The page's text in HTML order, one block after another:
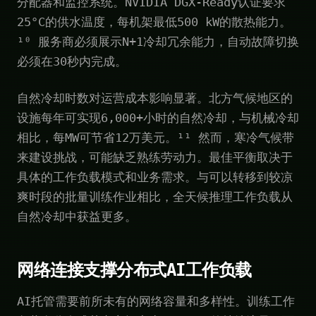
25°C的供水温度，每机架最低500 kW的散热能力。
¹⁰ 服务商必须展示N+1冷却冗余能力，自动故障切换
必须在30秒内完成。
自然冷却时数对运营成本影响显著。北方气候地区的
设施每年可实现6,000+小时的自然冷却，与机械冷却
相比，每MW可节省12万美元。¹¹ 然而，寒冷气候带
来建设挑战，可能缺乏熟练劳动力。最佳平衡取决于
具体的工作负载模式和业务需求。与可以转移到较凉
爽时段的批量训练作业相比，全天候推理工作负载从
自然冷却中获益更多。
网络连接支撑分布式AI工作负载
AI托管需要前所未有的网络容量和多样性。训练工作